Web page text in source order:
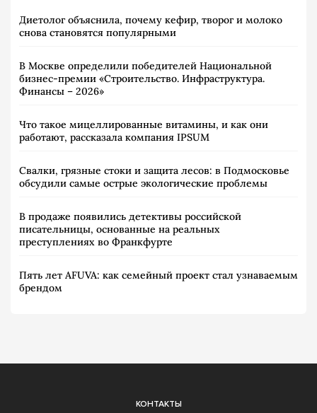
Диетолог объяснила, почему кефир, творог и молоко
снова становятся популярными
В Москве определили победителей Национальной
бизнес-премии «Строительство. Инфраструктура.
Финансы – 2026»
Что такое мицеллированные витамины, и как они
работают, рассказала компания IPSUM
Свалки, грязные стоки и защита лесов: в Подмосковье
обсудили самые острые экологические проблемы
В продаже появились детективы российской
писательницы, основанные на реальных
преступлениях во Франкфурте
Пять лет AFUVA: как семейный проект стал узнаваемым
брендом
КОНТАКТЫ